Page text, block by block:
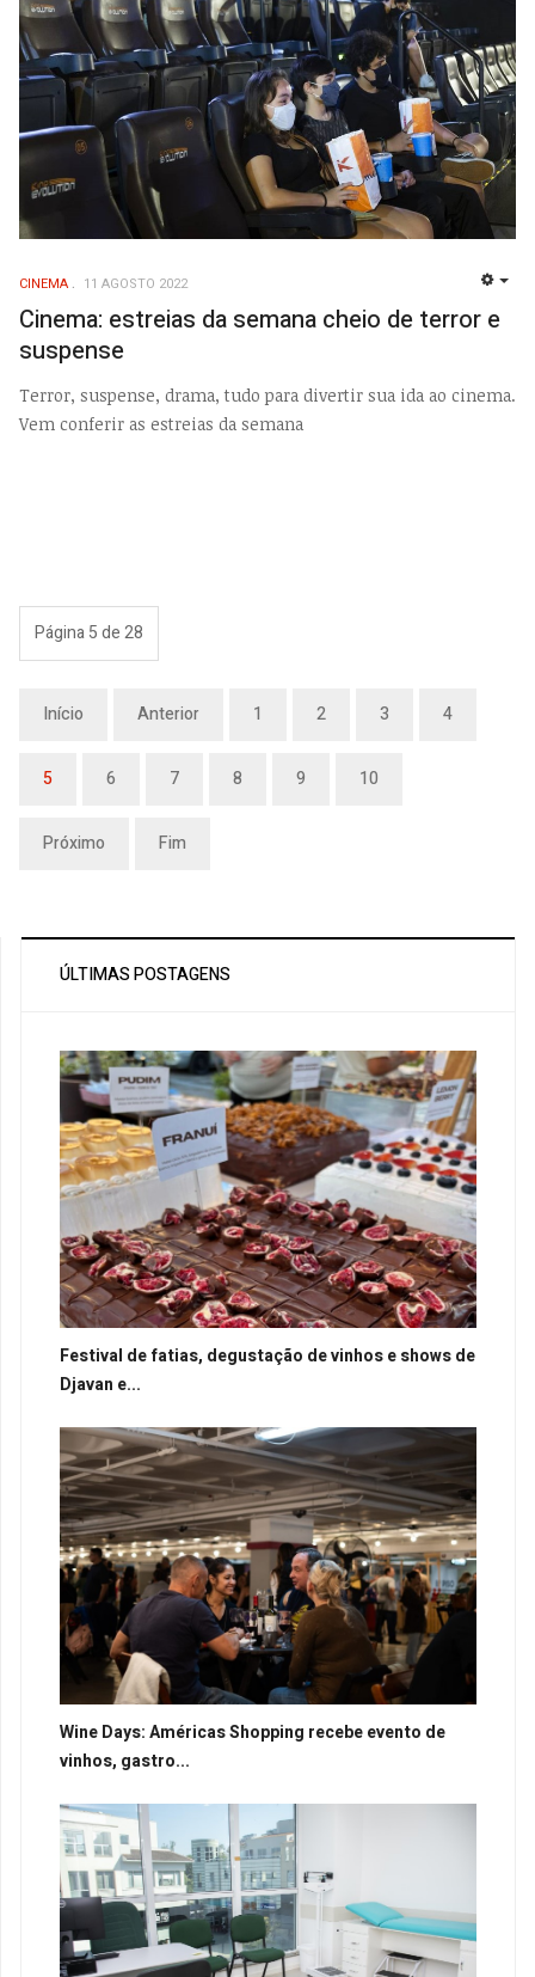
CINEMA 11 AGOSTO 2022
Cinema: estreias da semana cheio de terror e
suspense
Terror, suspense, drama, tudo para divertir sua ida ao cinema.
Vem conferir as estreias da semana
Página 5 de 28
Início Anterior 1 2 3 4
5 6 7 8 9 10
Próximo Fim
ÚLTIMAS POSTAGENS
Festival de fatias, degustação de vinhos e shows de
Djavan e...
Wine Days: Américas Shopping recebe evento de
vinhos, gastro...